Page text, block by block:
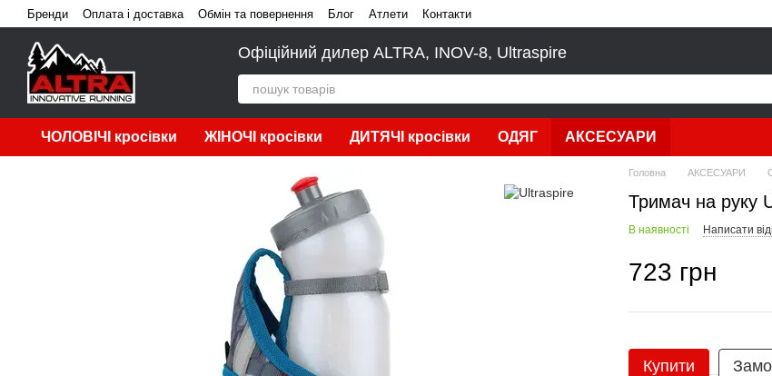
Перейти до основного контенту
Бренди Оплата і доставка Обмін та повернення Блог Атлети Контакти
Офіційний дилер ALTRA, INOV-8, Ultraspire
ЧОЛОВІЧІ кросівки ЖІНОЧІ кросівки ДИТЯЧІ кросівки ОДЯГ АКСЕСУАРИ
Головна АКСЕСУАРИ
Тримач на руку
В наявності Написати
723 грн
Купити